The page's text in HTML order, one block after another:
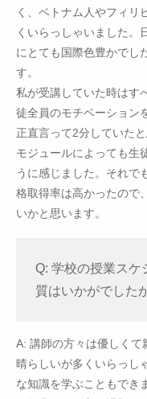
く、ベトナム人やフィリ
くいらっしゃいました。
にとても国際色豊かでし
す。
私が受講していた時はす
徒全員のモチベーション
正直言って2分していた
モジュールによっても生
うに感じました。それで
格取得率は高かったので
いかと思います。
Q: 学校の授業スケ
質はいかがでした
A: 講師の方々は優しく
晴らしいが多くいらっし
な知識を学ぶこともでき